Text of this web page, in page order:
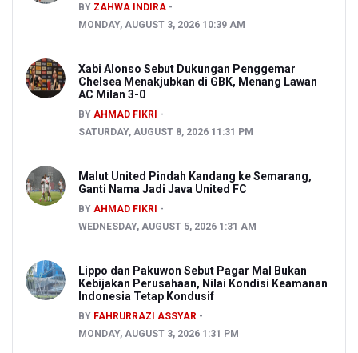
BY ZAHWA INDIRA
MONDAY, AUGUST 3, 2026 10:39 AM
Xabi Alonso Sebut Dukungan Penggemar
Chelsea Menakjubkan di GBK, Menang Lawan
AC Milan 3-0
BY AHMAD FIKRI
SATURDAY, AUGUST 8, 2026 11:31 PM
Malut United Pindah Kandang ke Semarang,
Ganti Nama Jadi Java United FC
BY AHMAD FIKRI
WEDNESDAY, AUGUST 5, 2026 1:31 AM
Lippo dan Pakuwon Sebut Pagar Mal Bukan
Kebijakan Perusahaan, Nilai Kondisi Keamanan
Indonesia Tetap Kondusif
BY FAHRURRAZI ASSYAR
MONDAY, AUGUST 3, 2026 1:31 PM